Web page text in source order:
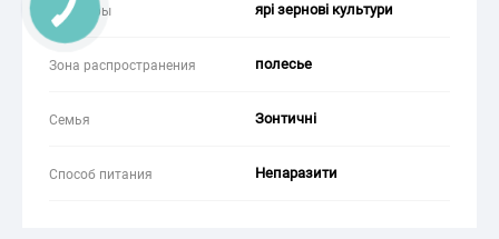
Культуры ярі зернові культури
Зона распространения полесье
Семья Зонтичні
Способ питания Непаразити